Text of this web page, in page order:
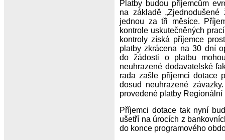
Platby budou příjemcům
na základě
jednou za tři měsíce.
kontrole uskutečněných
kontroly získá příjemce
platby zkrácena na 30 dní
do žádosti o platbu
neuhrazené dodavatelské
rada zašle příjemci dotace
dosud neuhrazené
provedené platby Regionální
Příjemci dotace tak nyní
ušetří na úrocích z
do konce programového